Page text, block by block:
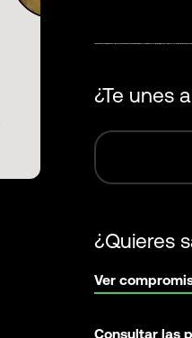
¿Te unes
¿Quieres
Ver
Consultar las